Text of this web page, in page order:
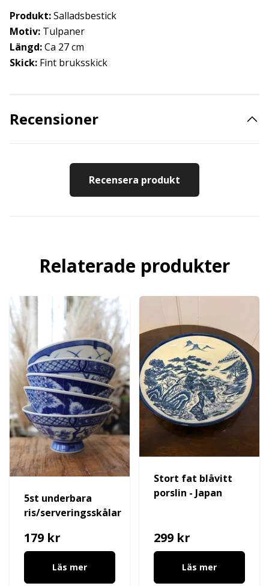
Produkt:Salladsbestick
Motiv: Tulpaner
Längd:Ca 27 cm
Skick: Fint bruksskick
Recensioner
Recensera produkt
Relaterade produkter
5st underbara
ris/serveringsskålar
179 kr
Läs mer
Stort fat blåvitt
porslin - Japan
299 kr
Läs mer